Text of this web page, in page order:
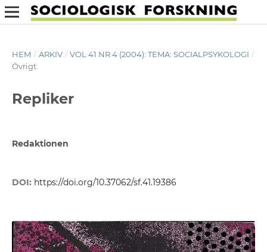
HEM / ARKIV / VOL 41 NR 4 (2004): TEMA: SOCIALPSYKOLOGI /
Övrigt
Repliker
Redaktionen
DOI: https://doi.org/10.37062/sf.41.19386